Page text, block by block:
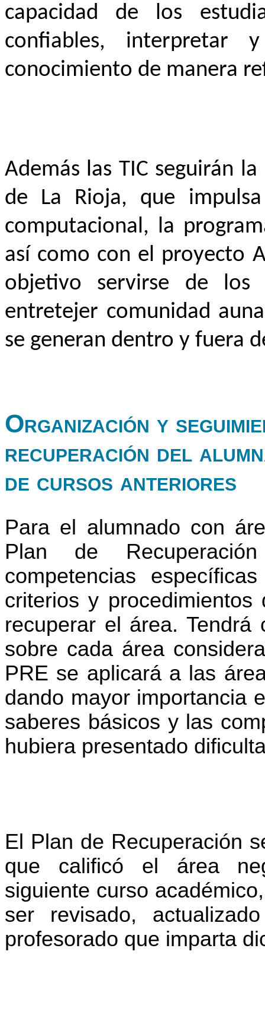
capacidad de los
confiables, interpretar
conocimiento de manera
Además las TIC seguirán
de La Rioja, que
computacional, la
así como con el proyecto
objetivo servirse de los
entretejer comunidad
se generan dentro y fuera
Organización y
recuperación del
de cursos anteriores
Para el alumnado con
Plan de
competencias
criterios y
recuperar el área.
sobre cada área
PRE se aplicará a las
dando mayor importancia
saberes básicos y las
hubiera presentado
El Plan de Recuperación
que calificó el área
siguiente curso
ser revisado,
profesorado que imparta